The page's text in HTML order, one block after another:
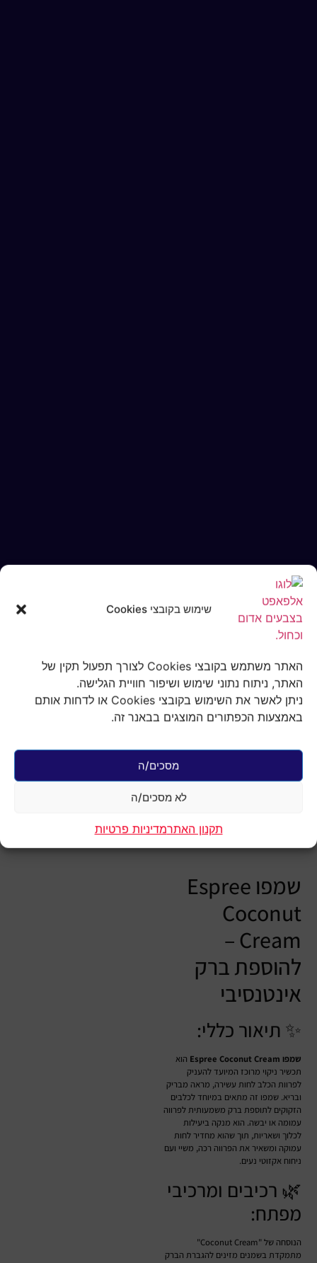
שימוש בקובצי Cookies
האתר משתמש בקובצי Cookies לצורך תפעול תקין של
האתר, ניתוח נתוני שימוש ושיפור חוויית הגלישה.
ניתן לאשר את השימוש בקובצי Cookies או לדחות אותם
באמצעות הכפתורים המוצגים בבאנר זה.
מסכים/ה
לא מסכים/ה
תקנון האתרמדיניות פרטיות
עמוד הבית/מוצרי טיפוח והיגיינה
לכלבים /שמפו ומרכך
/ אספרי ESPREE
שמפו קוקוס 590
הוספה לסל
שמפו Espree
Coconut
Cream –
להוספת ברק
אינטנסיבי
✨ תיאור כללי:
שמפו Espree Coconut Cream
הוא
תכשיר ניקוי מרוכז המיועד להעניק
לפרוות הכלב לחות עשירה, מראה מבריק
ובריא. שמפו זה מתאים במיוחד לכלבים
הזקוקים לתוספת ברק משמעותית לפרווה
עמומה או יבשה. הוא מנקה ביעילות
לכלוך ושאריות, תוך שהוא מחדיר לחות
עמוקה ומשאיר את הפרווה רכה, משיי ועם
ניחוח אקזוטי נעים.
🌿 רכיבים ומרכיבי
מפתח:
הנוסחה של "Coconut Cream"
מתמקדת בשמנים מזינים להגברת הברק